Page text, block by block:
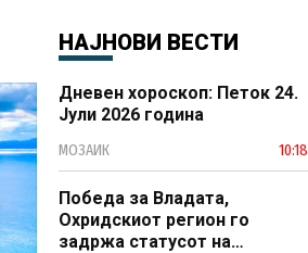
НАЈНОВИ ВЕСТИ
Дневен хороскоп: Петок 24.
Јули 2026 година
МОЗАИК 10:18
Победа за Владата,
Охридскиот регион го
задржа статусот на